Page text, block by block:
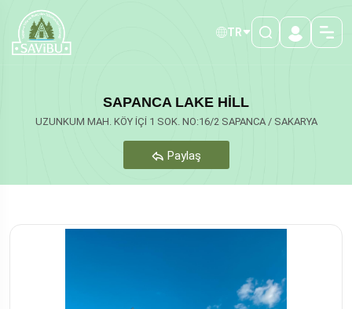
TR
SAPANCA LAKE HİLL
UZUNKUM MAH. KÖY İÇİ 1 SOK. NO:16/2 SAPANCA / SAKARYA
Paylaş